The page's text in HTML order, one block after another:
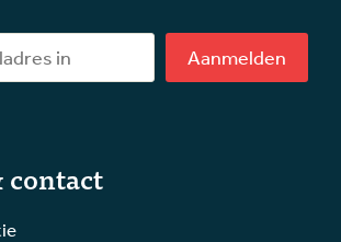
Aanmelden
contact